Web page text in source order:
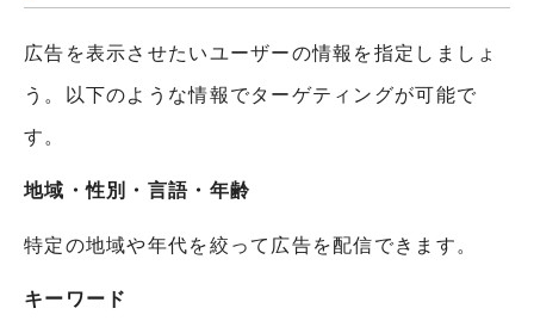
広告を表示させたいユーザーの情報を指定しましょ
う。以下のような情報でターゲティングが可能で
す。
地域・性別・言語・年齢
特定の地域や年代を絞って広告を配信できます。
キーワード